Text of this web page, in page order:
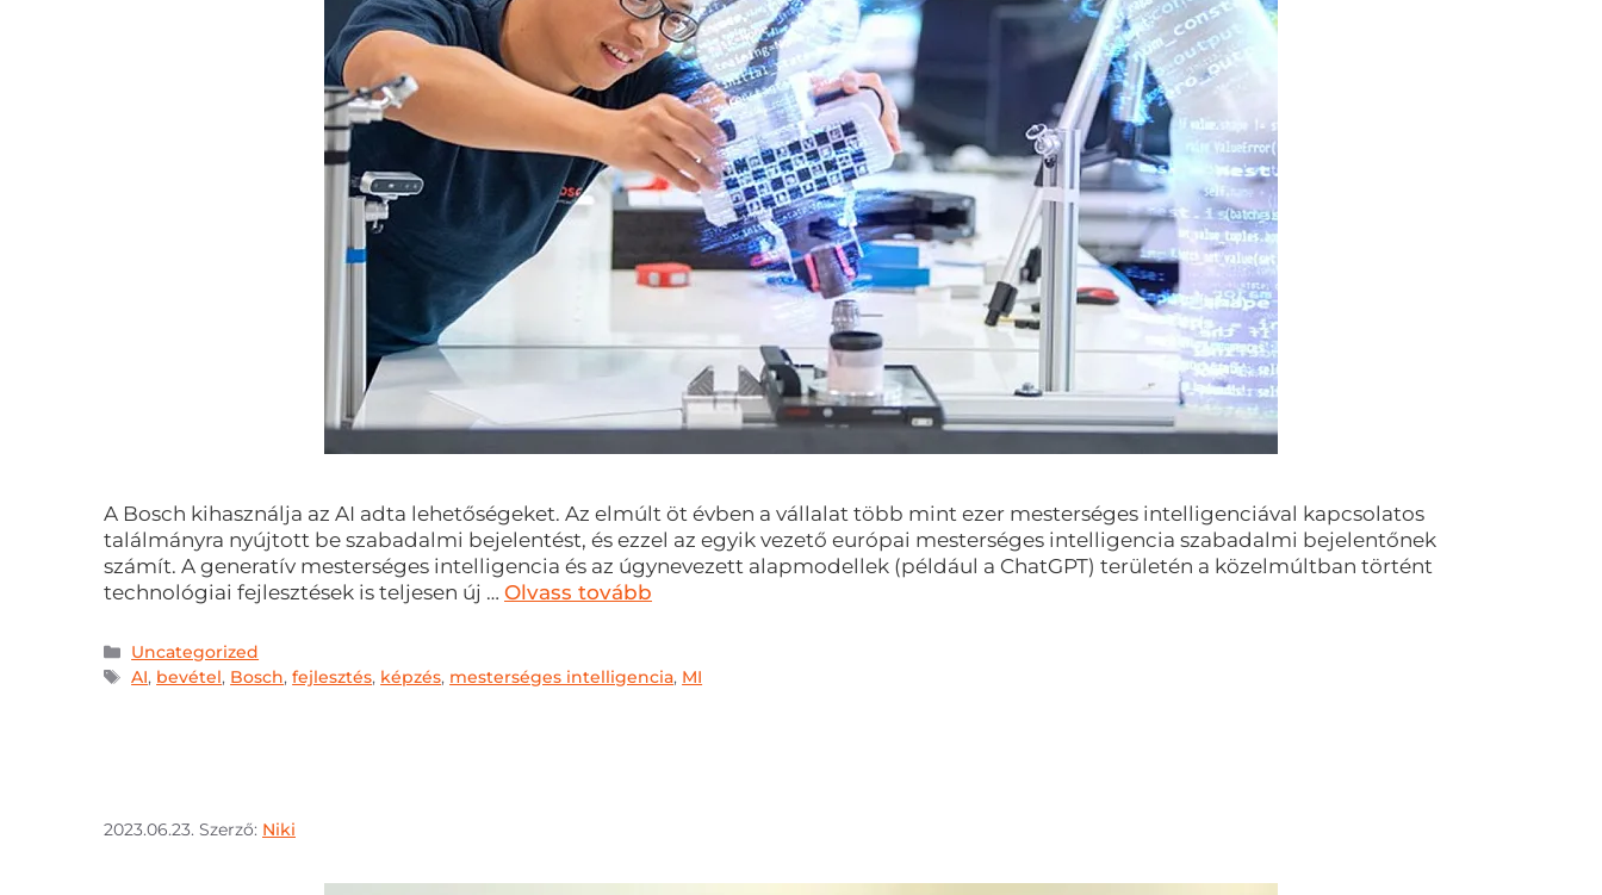
A Bosch kihasználja az AI adta lehetőségeket. Az elmúlt öt évben a vállalat több mint ezer mesterséges intelligenciával kapcsolatos
találmányra nyújtott be szabadalmi bejelentést, és ezzel az egyik vezető európai mesterséges intelligencia szabadalmi bejelentőnek
számít. A generatív mesterséges intelligencia és az úgynevezett alapmodellek (például a ChatGPT) területén a közelmúltban történt
technológiai fejlesztések is teljesen új … Olvass tovább
Uncategorized
AI, bevétel, Bosch,fejlesztés, képzés, mesterséges intelligencia, MI
2023.06.23. Szerző: Niki